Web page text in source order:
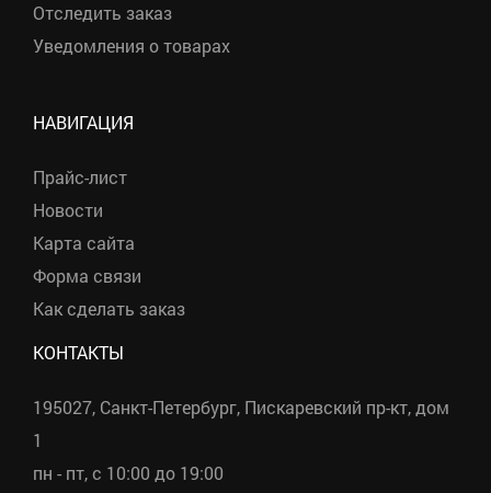
Отследить заказ
Уведомления о товарах
НАВИГАЦИЯ
Прайс-лист
Новости
Карта сайта
Форма связи
Как сделать заказ
КОНТАКТЫ
195027, Санкт-Петербург, Пискаревский пр-кт, дом
1
пн - пт, с 10:00 до 19:00